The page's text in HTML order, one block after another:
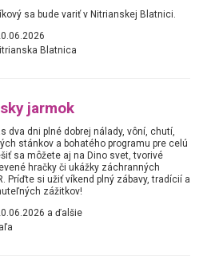
sa bude variť v Nitrianskej Blatnici.
Blatnica
jarmok
dva dni plné dobrej nálady, vôní, chutí,
stánkov a bohatého programu pre celú
sa môžete aj na Dino svet, tvorivé
hračky či ukážky záchranných
Príďte si užiť víkend plný zábavy, tradícií a
zážitkov!
a ďalšie